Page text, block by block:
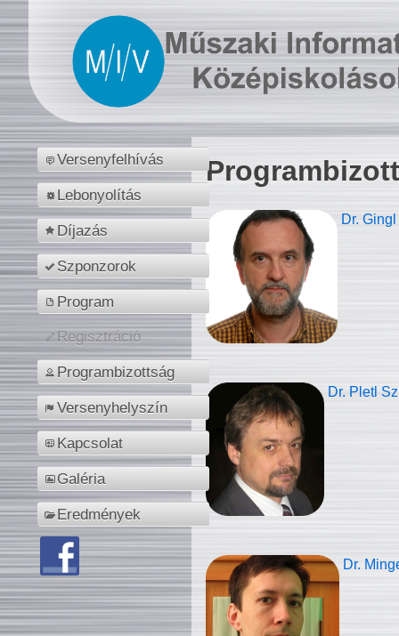
Versenyfelhívás
Lebonyolítás
Díjazás
Szponzorok
Program
Regisztráció
Programbizottság
Versenyhelyszín
Kapcsolat
Galéria
Eredmények
Dr.
Dr. Pletl
Dr.